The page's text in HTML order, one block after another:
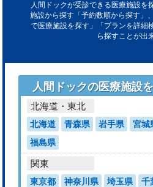
人間ドックが受診できる医療施設を
施設から探す「予約数順から探す」、
で医療施設を探す」「プランを詳細
ら探すことが出
人間ドックの医療施設
北海道・東北
北海道 青森県 岩手県 宮城
福島県
関東
東京都 神奈川県 埼玉県 千